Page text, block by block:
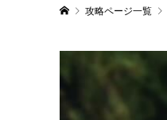
攻略ページ一覧